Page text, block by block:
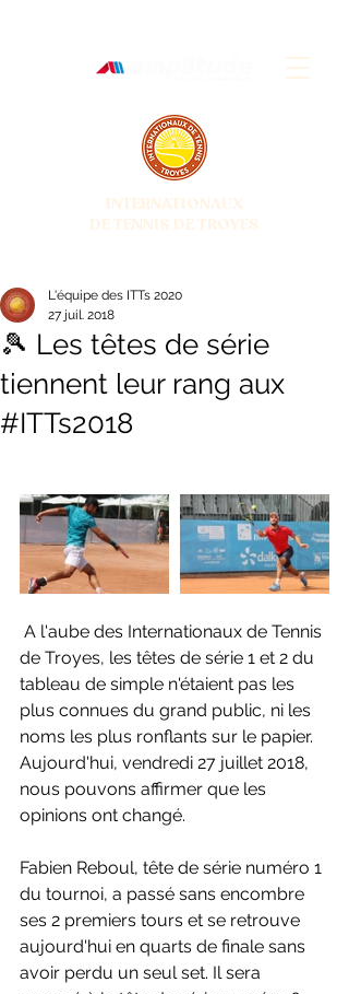
INTERNATIONAUX
DE TENNIS DE TROYES
🎾 Les têtes de série
tiennent leur rang aux
#ITTs2018
L'équipe des ITTs 2020
27 juil. 2018
de Troyes, les têtes de série 1 et 2 du
tableau de simple n'étaient pas les
plus connues du grand public, ni les
noms les plus ronflants sur le papier.
Aujourd'hui, vendredi 27 juillet 2018,
nous pouvons affirmer que les
opinions ont changé.
Fabien Reboul, tête de série numéro 1
du tournoi, a passé sans encombre
ses 2 premiers tours et se retrouve
aujourd'hui en quarts de finale sans
avoir perdu un seul set. Il sera